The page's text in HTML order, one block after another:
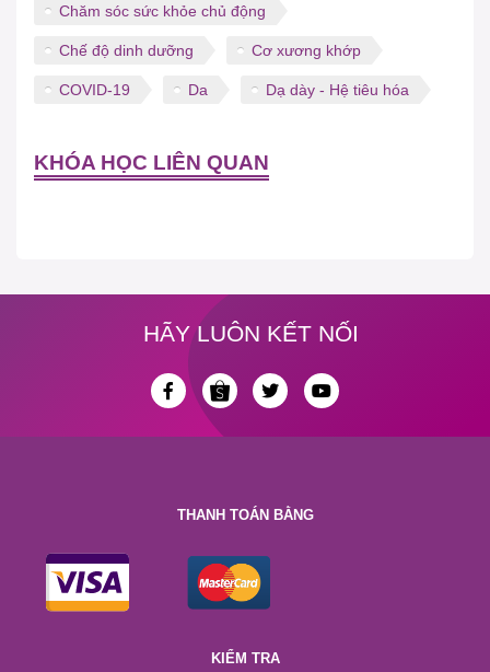
Chăm sóc sức khỏe chủ động
Chế độ dinh dưỡng Cơ xương khớp
COVID-19 Da Dạ dày - Hệ tiêu hóa
KHÓA HỌC LIÊN QUAN
HÃY LUÔN KẾT NỐI
THANH TOÁN BẰNG
KIỂM TRA